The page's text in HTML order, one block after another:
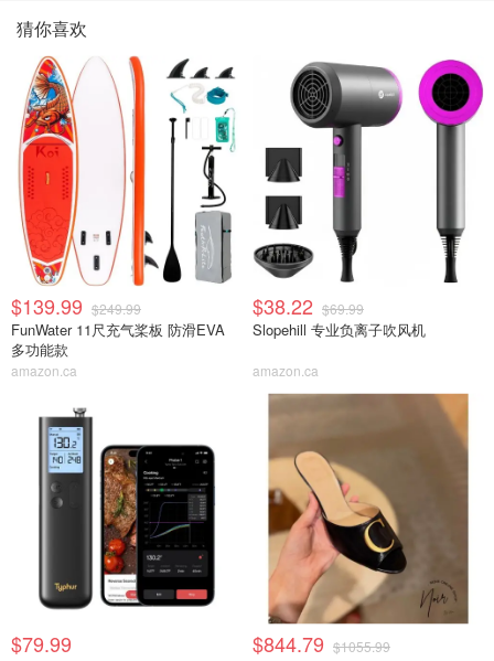
猜你喜欢
$139.99 $249.99
FunWater 11尺充气桨板 防滑EVA
多功能款
amazon.ca
$38.22 $69.99
Slopehill 专业负离子吹风机
amazon.ca
$79.99 $844.79 $1055.99